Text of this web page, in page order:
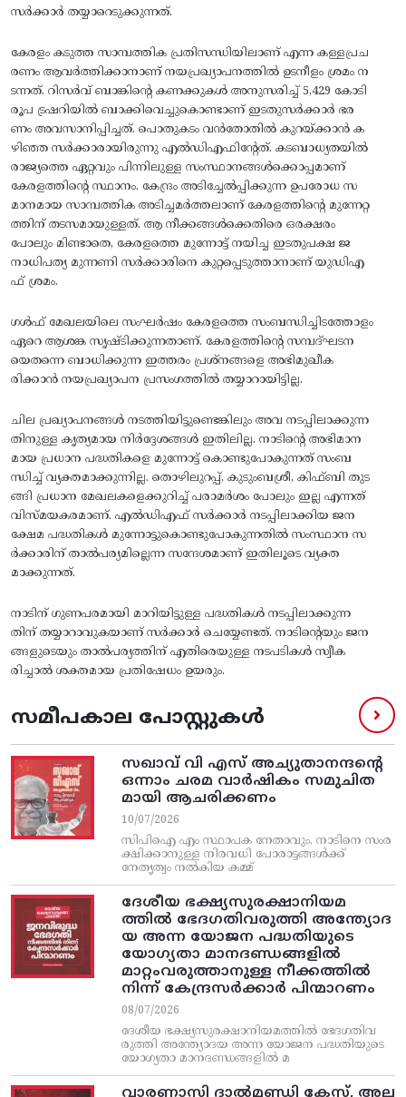
സര്‍ക്കാര്‍ തയ്യാറെടുക്കുന്നത്‌.
കേരളം കടുത്ത സാമ്പത്തിക പ്രതിസന്ധിയിലാണ്‌ എന്ന കള്ളപ്രച
രണം ആവര്‍ത്തിക്കാനാണ്‌ നയപ്രഖ്യാപനത്തില്‍ ഉടനീളം ശ്രമം ന
ടന്നത്‌. റിസര്‍വ്‌ ബാങ്കിന്റെ കണക്കുകള്‍ അനുസരിച്ച്‌ 5,429 കോടി
രൂപ ട്രഷറിയില്‍ ബാക്കിവെച്ചുകൊണ്ടാണ്‌ ഇടതുസര്‍ക്കാര്‍ ഭര
ണം അവസാനിപ്പിച്ചത്‌. പൊതുകടം വന്‍തോതില്‍ കുറയ്‌ക്കാന്‍ ക
ഴിഞ്ഞ സര്‍ക്കാരായിരുന്നു എല്‍ഡിഎഫിന്റേത്‌. കടബാധ്യതയില്‍
രാജ്യത്തെ ഏറ്റവും പിന്നിലുള്ള സംസ്ഥാനങ്ങള്‍ക്കൊപ്പമാണ്‌
കേരളത്തിന്റെ സ്ഥാനം. കേന്ദ്രം അടിച്ചേല്‍പ്പിക്കുന്ന ഉപരോധ സ
മാനമായ സാമ്പത്തിക അടിച്ചമര്‍ത്തലാണ്‌ കേരളത്തിന്റെ മുന്നേറ്റ
ത്തിന്‌ തടസമായുള്ളത്‌. ആ നീക്കങ്ങള്‍ക്കെതിരെ ഒരക്ഷരം
പോലും മിണ്ടാതെ, കേരളത്തെ മുന്നോട്ട്‌ നയിച്ച ഇടതുപക്ഷ ജ
നാധിപത്യ മുന്നണി സര്‍ക്കാരിനെ കുറ്റപ്പെടുത്താനാണ്‌ യുഡിഎ
ഫ്‌ ശ്രമം.
ഗള്‍ഫ്‌ മേഖലയിലെ സംഘര്‍ഷം കേരളത്തെ സംബന്ധിച്ചിടത്തോളം
ഏറെ ആശങ്ക സൃഷ്‌ടിക്കുന്നതാണ്‌. കേരളത്തിന്റെ സമ്പദ്‌ഘടന
യെതന്നെ ബാധിക്കുന്ന ഇത്തരം പ്രശ്‌നങ്ങളെ അഭിമുഖീക
രിക്കാന്‍ നയപ്രഖ്യാപന പ്രസംഗത്തില്‍ തയ്യാറായിട്ടില്ല.
ചില പ്രഖ്യാപനങ്ങള്‍ നടത്തിയിട്ടുണ്ടെങ്കിലും അവ നടപ്പിലാക്കുന്ന
തിനുള്ള കൃത്യമായ നിര്‍ദ്ദേശങ്ങള്‍ ഇതിലില്ല. നാടിന്റെ അഭിമാന
മായ പ്രധാന പദ്ധതികളെ മുന്നോട്ട്‌ കൊണ്ടുപോകുന്നത്‌ സംബ
ന്ധിച്ച്‌ വ്യക്തമാക്കുന്നില്ല. തൊഴിലുറപ്പ്‌, കുടുംബശ്രീ, കിഫ്‌ബി തുട
ങ്ങി പ്രധാന മേഖലകളെക്കുറിച്ച്‌ പരാമര്‍ശം പോലും ഇല്ല എന്നത്‌
വിസ്‌മയകരമാണ്‌. എല്‍ഡിഎഫ്‌ സര്‍ക്കാര്‍ നടപ്പിലാക്കിയ ജന
ക്ഷേമ പദ്ധതികള്‍ മുന്നോട്ടുകൊണ്ടുപോകുന്നതില്‍ സംസ്ഥാന സ
ര്‍ക്കാരിന്‌ താല്‍പര്യമില്ലെന്ന സന്ദേശമാണ്‌ ഇതിലൂടെ വ്യക്ത
മാക്കുന്നത്‌.
നാടിന്‌ ഗുണപരമായി മാറിയിട്ടുള്ള പദ്ധതികള്‍ നടപ്പിലാക്കുന്ന
തിന്‌ തയ്യാറാവുകയാണ്‌ സര്‍ക്കാര്‍ ചെയ്യേണ്ടത്‌. നാടിന്റെയും ജന
ങ്ങളുടെയും താല്‍പര്യത്തിന്‌ എതിരെയുള്ള നടപടികള്‍ സ്വീക
രിച്ചാല്‍ ശക്തമായ പ്രതിഷേധം ഉയരും.
സമീപകാല പോസ്റ്റുകൾ
സഖാവ് വി എസ്‌ അച്യുതാനന്ദന്റെ
ഒന്നാം ചരമ വാര്‍ഷികം സമുചിത
മായി ആചരിക്കണം
10/07/2026
സിപിഐ എം സ്ഥാപക നേതാവും, നാടിനെ സംര
ക്ഷിക്കാനുള്ള നിരവധി പോരാട്ടങ്ങള്‍ക്ക്‌
നേതൃത്വം നല്‍കിയ കമ്മ്
ദേശീയ ഭക്ഷ്യസുരക്ഷാനിയമ
ത്തിൽ ഭേദഗതിവരുത്തി അന്ത്യോദ
യ അന്ന യോജന പദ്ധതിയുടെ
യോഗ്യതാ മാനദണ്ഡങ്ങളിൽ
മാറ്റംവരുത്താനുള്ള നീക്കത്തിൽ
നിന്ന്‌ കേന്ദ്രസർക്കാർ പിന്മാറണം
08/07/2026
ദേശീയ ഭക്ഷ്യസുരക്ഷാനിയമത്തിൽ ഭേദഗതിവ
രുത്തി അന്ത്യോദയ അന്ന യോജന പദ്ധതിയുടെ
യോഗ്യതാ മാനദണ്ഡങ്ങളിൽ മ